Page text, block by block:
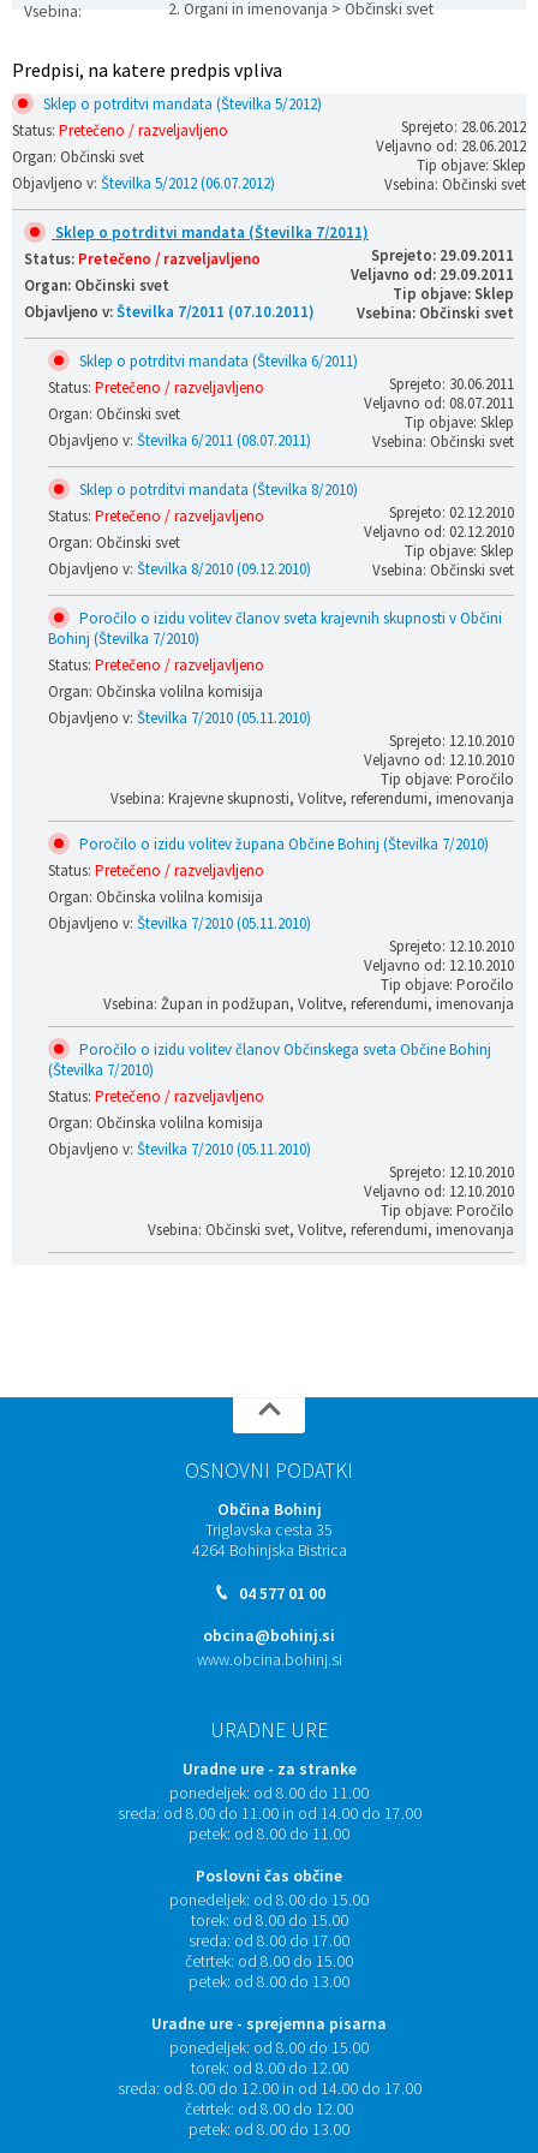
Vsebina:
2. Organi in imenovanja > Občinski svet
Predpisi, na katere predpis vpliva
Sklep o potrditvi mandata (Številka 5/2012)
Status: Pretečeno / razveljavljeno
Organ: Občinski svet
Objavljeno v: Številka 5/2012 (06.07.2012)
Sprejeto: 28.06.2012
Veljavno od: 28.06.2012
Tip objave: Sklep
Vsebina: Občinski svet
Sklep o potrditvi mandata (Številka 7/2011)
Status: Pretečeno / razveljavljeno
Organ: Občinski svet
Objavljeno v:Številka 7/2011 (07.10.2011)
Sprejeto: 29.09.2011
Veljavno od: 29.09.2011
Tip objave: Sklep
Vsebina: Občinski svet
Sklep o potrditvi mandata (Številka 6/2011)
Status: Pretečeno / razveljavljeno
Organ: Občinski svet
Objavljeno v: Številka 6/2011 (08.07.2011)
Sprejeto: 30.06.2011
Veljavno od: 08.07.2011
Tip objave: Sklep
Vsebina: Občinski svet
Sklep o potrditvi mandata (Številka 8/2010)
Status: Pretečeno / razveljavljeno
Organ: Občinski svet
Objavljeno v: Številka 8/2010 (09.12.2010)
Sprejeto: 02.12.2010
Veljavno od: 02.12.2010
Tip objave: Sklep
Vsebina: Občinski svet
Poročilo o izidu volitev članov sveta krajevnih skupnosti v Občini
Bohinj (Številka 7/2010)
Status: Pretečeno / razveljavljeno
Organ: Občinska volilna komisija
Objavljeno v: Številka 7/2010 (05.11.2010)
Sprejeto: 12.10.2010
Veljavno od: 12.10.2010
Tip objave: Poročilo
Vsebina: Krajevne skupnosti, Volitve, referendumi, imenovanja
Poročilo o izidu volitev župana Občine Bohinj (Številka 7/2010)
Status: Pretečeno / razveljavljeno
Organ: Občinska volilna komisija
Objavljeno v: Številka 7/2010 (05.11.2010)
Sprejeto: 12.10.2010
Veljavno od: 12.10.2010
Tip objave: Poročilo
Vsebina: Župan in podžupan, Volitve, referendumi, imenovanja
Poročilo o izidu volitev članov Občinskega sveta Občine Bohinj
(Številka 7/2010)
Status: Pretečeno / razveljavljeno
Organ: Občinska volilna komisija
Objavljeno v: Številka 7/2010 (05.11.2010)
Sprejeto: 12.10.2010
Veljavno od: 12.10.2010
Tip objave: Poročilo
Vsebina: Občinski svet, Volitve, referendumi, imenovanja
OSNOVNI PODATKI
Občina Bohinj
Triglavska cesta 35
4264 Bohinjska Bistrica
04 577 01 00
obcina@bohinj.si
www.obcina.bohinj.si
URADNE URE
Uradne ure - za stranke
ponedeljek: od 8.00 do 11.00
sreda: od 8.00 do 11.00 in od 14.00 do 17.00
petek: od 8.00 do 11.00
Poslovni čas občine
ponedeljek: od 8.00 do 15.00
torek: od 8.00 do 15.00
sreda: od 8.00 do 17.00
četrtek: od 8.00 do 15.00
petek: od 8.00 do 13.00
Uradne ure - sprejemna pisarna
ponedeljek: od 8.00 do 15.00
torek: od 8.00 do 12.00
sreda: od 8.00 do 12.00 in od 14.00 do 17.00
četrtek: od 8.00 do 12.00
petek: od 8.00 do 13.00
Proračunski dokumenti
Občinski predpisi
Civilna zaščita in požarna varnost
Merilniki hitrosti
Števec kolesarjev
Hišna in ledinska imena